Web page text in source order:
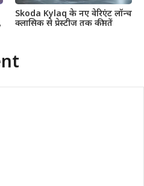
Skoda Kylaq के नए वेरिएंट लॉन्च
क्लासिक से प्रेस्टीज तक कीमतें